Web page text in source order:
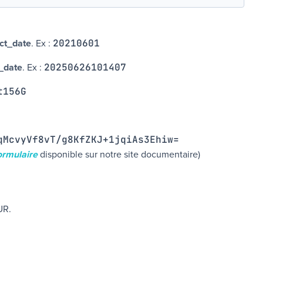
. Ex : 20210601
. Ex : 20250626101407
g8KfZKJ+1jqiAs3Ehiw=
disponible sur notre site documentaire)
.